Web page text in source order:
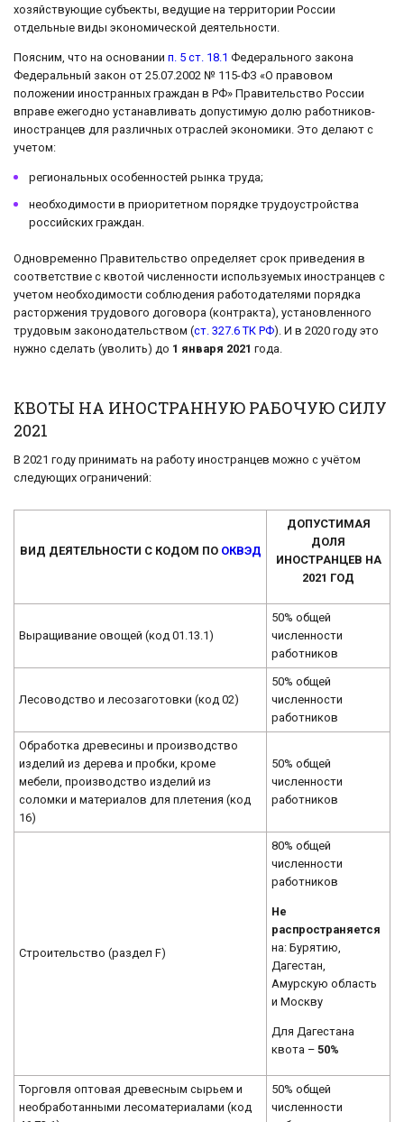
хозяйствующие субъекты, ведущие на территории России
отдельные виды экономической деятельности.
Поясним, что на основании п. 5 ст. 18.1 Федерального закона
Федеральный закон от 25.07.2002 № 115-ФЗ «О правовом
положении иностранных граждан в РФ» Правительство России
вправе ежегодно устанавливать допустимую долю работников-
иностранцев для различных отраслей экономики. Это делают с
учетом:
региональных особенностей рынка труда;
необходимости в приоритетном порядке трудоустройства
российских граждан.
Одновременно Правительство определяет срок приведения в
соответствие с квотой численности используемых иностранцев с
учетом необходимости соблюдения работодателями порядка
расторжения трудового договора (контракта), установленного
трудовым законодательством (ст. 327.6 ТК РФ). И в 2020 году это
нужно сделать (уволить) до 1 января 2021 года.
КВОТЫ НА ИНОСТРАННУЮ РАБОЧУЮ СИЛУ
2021
В 2021 году принимать на работу иностранцев можно с учётом
следующих ограничений:
ВИД ДЕЯТЕЛЬНОСТИ С КОДОМ ПО ОКВЭД
ДОПУСТИМАЯ
ДОЛЯ
ИНОСТРАНЦЕВ НА
2021 ГОД
Выращивание овощей (код 01.13.1)
50% общей
численности
работников
Лесоводство и лесозаготовки (код 02)
50% общей
численности
работников
Обработка древесины и производство
изделий из дерева и пробки, кроме
мебели, производство изделий из
соломки и материалов для плетения (код
16)
50% общей
численности
работников
Строительство (раздел F)
80% общей
численности
работников
Не
распространяется
на: Бурятию,
Дагестан,
Амурскую область
и Москву
Для Дагестана
квота –50%
Торговля оптовая древесным сырьем и
необработанными лесоматериалами (код
50% общей
численности